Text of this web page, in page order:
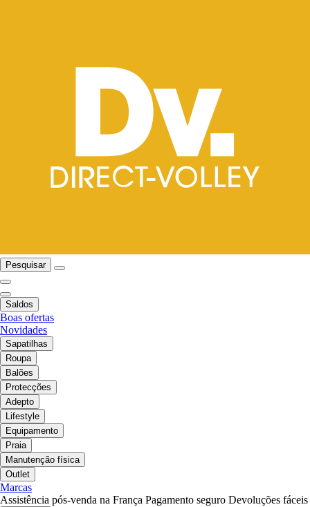
Pesquisar
Saldos
Boas ofertas
Novidades
Sapatilhas
Roupa
Balões
Protecções
Adepto
Lifestyle
Equipamento
Praia
Manutenção física
Outlet
Marcas
Assistência pós-venda na França Pagamento seguro Devoluções fáceis